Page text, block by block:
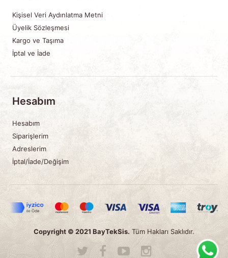
Kişisel Veri Aydınlatma Metni
Üyelik Sözleşmesi
Kargo ve Taşıma
İptal ve İade
Hesabım
Hesabım
Siparişlerim
Adreslerim
İptal/İade/Değişim
Copyright © 2021 BayTekSis. Tüm Hakları Saklıdır.